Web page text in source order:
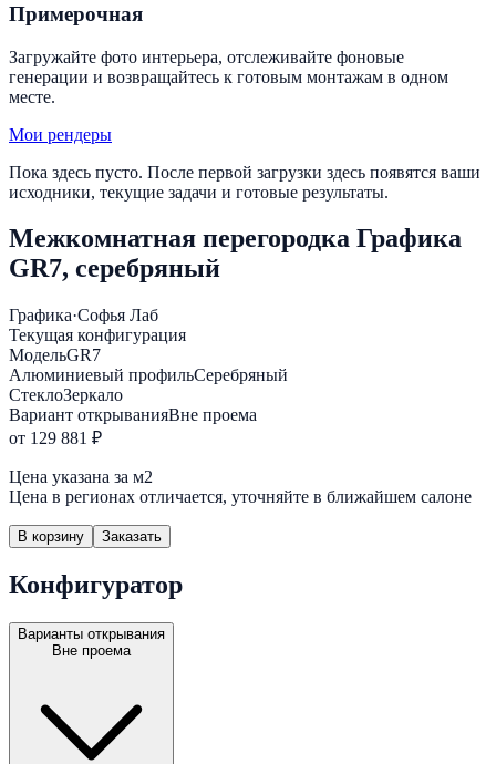
Примерочная
Загружайте фото интерьера, отслеживайте фоновые
генерации и возвращайтесь к готовым монтажам в одном
месте.
Мои рендеры
Пока здесь пусто. После первой загрузки здесь появятся ваши
исходники, текущие задачи и готовые результаты.
Межкомнатная перегородка Графика
GR7, серебряный
Графика·Софья Лаб
Текущая конфигурация
МодельGR7
Алюминиевый профильСеребряный
СтеклоЗеркало
Вариант открыванияВне проема
от 129 881 ₽
Цена указана за м2
Цена в регионах отличается, уточняйте в ближайшем салоне
В корзину Заказать
Конфигуратор
Варианты открывания
Вне проема